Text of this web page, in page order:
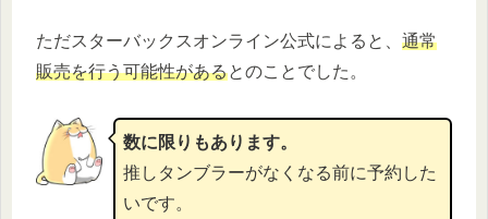
ただスターバックスオンライン公式によると、 通常
販売を行う可能性があるとのことでした。
数に限りもあります。
推しタンブラーがなくなる前に予約した
いです。